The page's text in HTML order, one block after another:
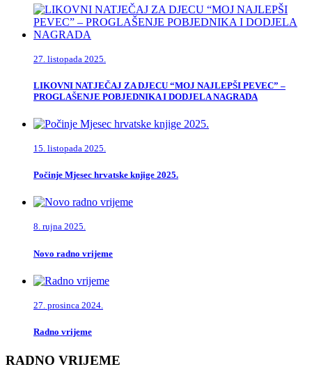
27. listopada 2025.
LIKOVNI NATJEČAJ ZA DJECU “MOJ NAJLEPŠI PEVEC” –
PROGLAŠENJE POBJEDNIKA I DODJELA NAGRADA
15. listopada 2025.
Počinje Mjesec hrvatske knjige 2025.
8. rujna 2025.
Novo radno vrijeme
27. prosinca 2024.
Radno vrijeme
RADNO VRIJEME